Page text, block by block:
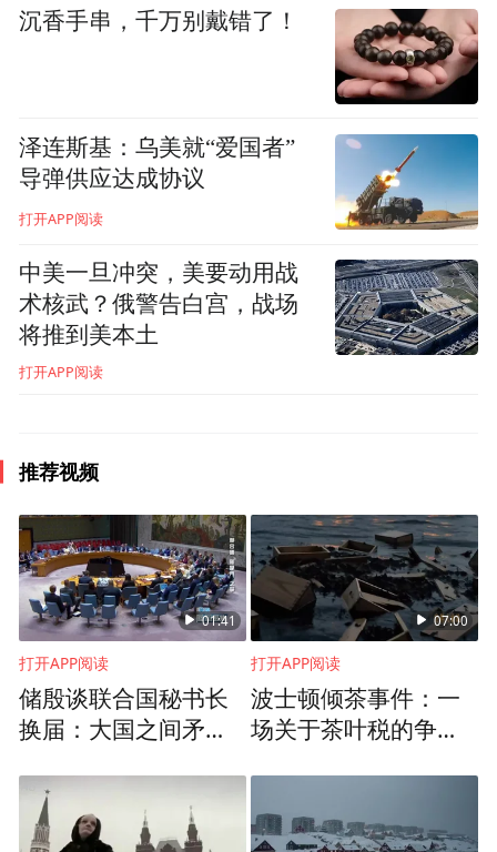
都是美国领导并引发的。
这个情况已经持续30多年了。发生了什么？
体，美国开始认为自己现在主导了世界，美
国不需要理会任何人的观点、红线、关切、
安全利益，或任何国际义务，也不必遵守联
合国框架。
我很抱歉说得这么直白，但我希望你们能理
解这一点。1991年，我努力为戈尔巴乔夫争
沉香手串，千万别戴错了！
泽连斯基：乌美就“爱国者”
导弹供应达成协议
打开APP阅读
中美一旦冲突，美要动用战
术核武？俄警告白宫，战场
将推到美本土
打开APP阅读
推荐视频
01:41
打开APP阅读
储殷谈联合国秘书长
换届：大国之间矛盾
弈几轮
07:00
打开APP阅读
波士顿倾茶事件：一
场关于茶叶税的争